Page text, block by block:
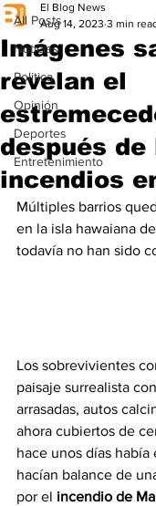
All Posts
Noticias
Politica
Opinión
Deportes
Entretenimiento
Imágenes
revelan el
después de
incendios
El Blog News
Aug 14, 2023 3 min
Múltiples barrios
en la isla hawaiana
todavía no han sido
Los sobrevivientes
paisaje surrealista
arrasadas, autos
ahora cubiertos de
hace unos días
hacían balance de
por el incendio de